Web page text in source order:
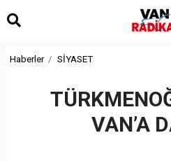
Haberler SİYASET
VAN’A